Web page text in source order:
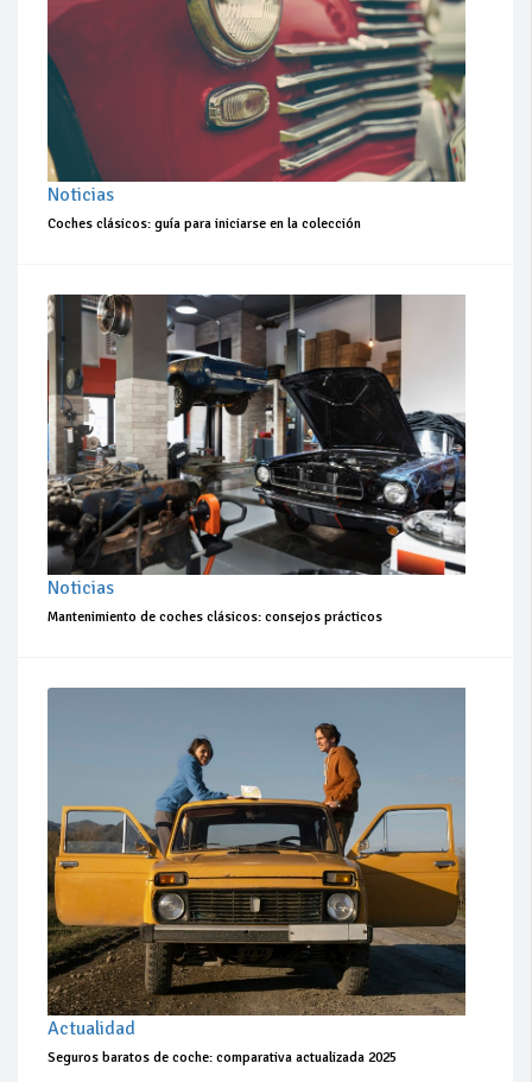
Noticias
Coches clásicos: guía para iniciarse en la colección
Noticias
Mantenimiento de coches clásicos: consejos prácticos
Actualidad
Seguros baratos de coche: comparativa actualizada 2025